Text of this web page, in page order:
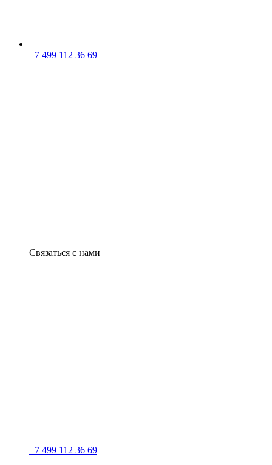
+7 499 112 36 69
Связаться с нами
+7 499 112 36 69